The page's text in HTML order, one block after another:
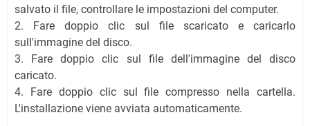
salvato il file, controllare le impostazioni del computer.
2. Fare doppio clic sul file scaricato e caricarlo
sull'immagine del disco.
3. Fare doppio clic sul file dell'immagine del disco
caricato.
4. Fare doppio clic sul file compresso nella cartella.
L'installazione viene avviata automaticamente.